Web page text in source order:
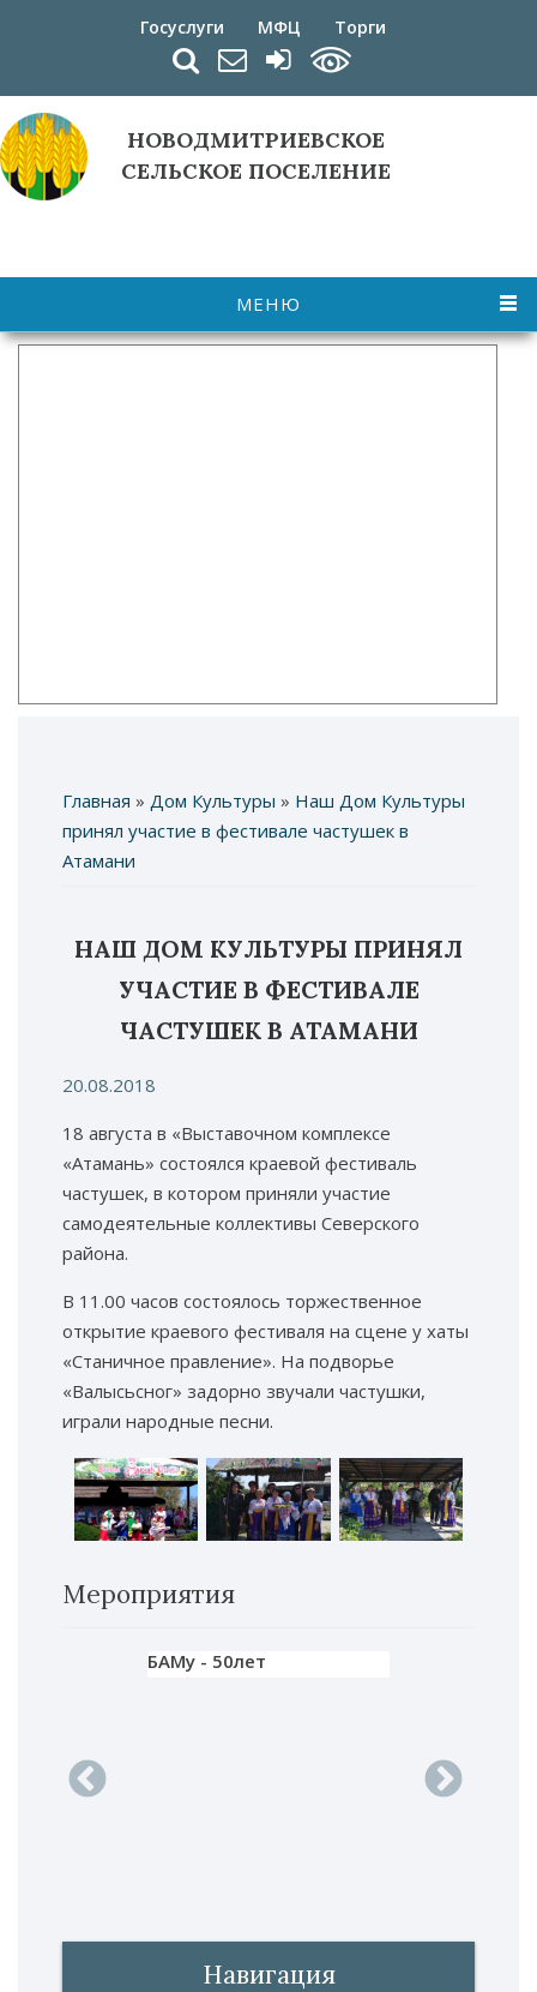
Госуслуги МФЦ Торги
НОВОДМИТРИЕВСКОЕ
СЕЛЬСКОЕ ПОСЕЛЕНИЕ
МЕНЮ
Вы здесь
Главная » Дом Культуры » Наш Дом Культуры
принял участие в фестивале частушек в
Атамани
НАШ ДОМ КУЛЬТУРЫ ПРИНЯЛ
УЧАСТИЕ В ФЕСТИВАЛЕ
ЧАСТУШЕК В АТАМАНИ
20.08.2018
18 августа в «Выставочном комплексе
«Атамань» состоялся краевой фестиваль
частушек, в котором приняли участие
самодеятельные коллективы Северского
района.
В 11.00 часов состоялось торжественное
открытие краевого фестиваля на сцене у хаты
«Станичное правление». На подворье
«Валысьсног» задорно звучали частушки,
играли народные песни.
Мероприятия
БАМу - 50лет
Навигация